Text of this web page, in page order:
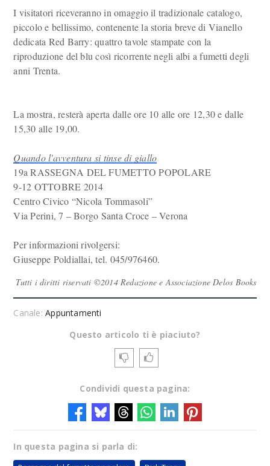
I visitatori riceveranno in omaggio il tradizionale catalogo,
piccolo e bellissimo, contenente la storia breve di Vianello
dedicata Red Barry: quattro tavole stampate con la
riproduzione del blu così ricorrente negli albi a fumetti degli
anni Trenta.
La mostra, resterà aperta dalle ore 10 alle ore 12,30 e dalle
15,30 alle 19,00.
Quando l'avventura si tinse di giallo
19a RASSEGNA DEL FUMETTO POPOLARE
9-12 OTTOBRE 2014
Centro Civico “Nicola Tommasoli”
Via Perini, 7 – Borgo Santa Croce – Verona
Per informazioni rivolgersi:
Giuseppe Poldiallai, tel. 045/976460.
Tutti i diritti riservati ©2014 Redazione e Associazione Delos Books
Canale:Appuntamenti
Questo articolo ti è piaciuto?
Condividi questa pagina:
In questa pagina si parla di: